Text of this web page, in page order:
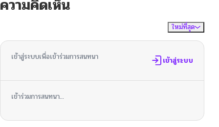
ความคิดเห็น
ใหม่ที่สุด
เข้าสู่ระบบเพื่อเข้าร่วมการสนทนา เข้าสู่ระบบ
เข้าร่วมการสนทนา...